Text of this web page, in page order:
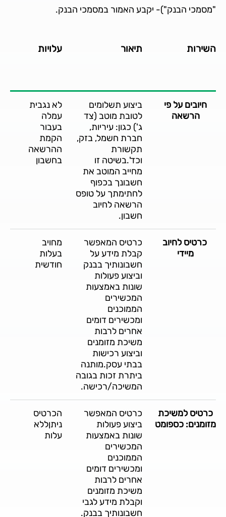
"מסמכי הבנק")- יקבע האמור במסמכי הבנק.
השירות תיאור עלויות
חיובים על פי
הרשאה
ביצוע תשלומים
לטובת מוטב (צד
ג') כגון: עיריות,
חברת חשמל, בזק,
תקשורת
וכד'.בשיטה זו
מחייב המוטב את
חשבונך בכפוף
לחתימתך על טופס
הרשאה לחיוב
חשבון.
לא נגבית
עמלה
בעבור
הקמת
ההרשאה
בחשבון
כרטיס לחיוב
מיידי
כרטיס המאפשר
קבלת מידע על
חשבונותיך בבנק
וביצוע פעולות
שונות באמצעות
המכשירים
הממוכנים
ומכשירים דומים
אחרים לרבות
משיכת מזומנים
וביצוע רכישות
בבתי עסק.מותנה
ביתרת זכות בגובה
המשיכה/רכישה.
מחויב
בעלות
חודשית
כרטיס למשיכת
מזומנים: כספומט
כרטיס המאפשר
ביצוע פעולות
שונות באמצעות
המכשירים
הממוכנים
ומכשירים דומים
אחרים לרבות
משיכת מזומנים
וקבלת מידע לגבי
חשבונותיך בבנק.
הכרטיס
ניתןללא
עלות